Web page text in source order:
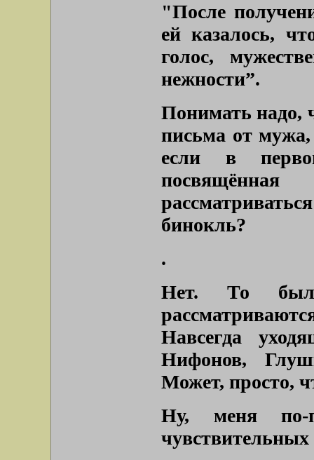
"После
ей казалось,
голос,
нежности”.
Понимать надо,
письма от
если в
бинокль?
.
Нет. То
Навсегда
Нифонов,
Может, просто,
Ну, меня по-